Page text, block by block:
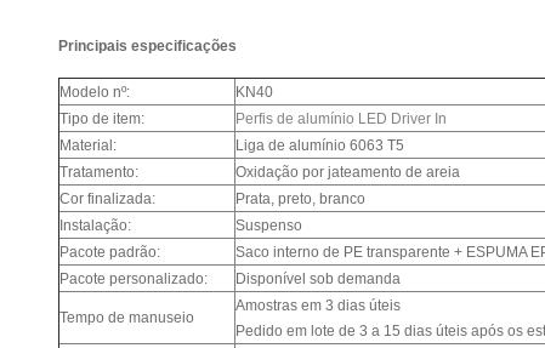
Principais especificações
Modelo nº:
KN40
Tipo de item:
Perfis de alumínio LED Driver In
Material:
Liga de alumínio 6063 T5
Tratamento:
Oxidação por jateamento de areia
Cor finalizada:
Prata, preto, branco
Instalação:
Suspenso
Pacote padrão:
Saco interno de PE transparente + ESPUMA
Pacote personalizado:
Disponível sob demanda
Tempo de manuseio
Amostras em 3 dias úteis
Pedido em lote de 3 a 15 dias úteis após os